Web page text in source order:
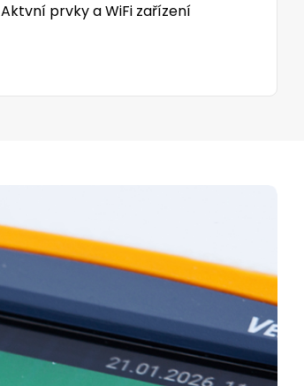
Aktvní prvky a WiFi zařízení